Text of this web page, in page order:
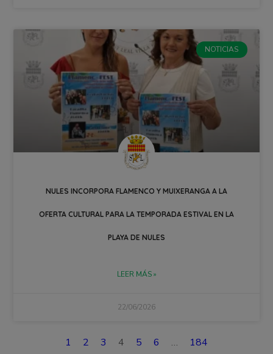
NOTICIAS
NULES INCORPORA FLAMENCO Y MUIXERANGA A LA
OFERTA CULTURAL PARA LA TEMPORADA ESTIVAL EN LA
PLAYA DE NULES
LEER MÁS »
22/06/2026
1 2 3 4 5 6 … 184